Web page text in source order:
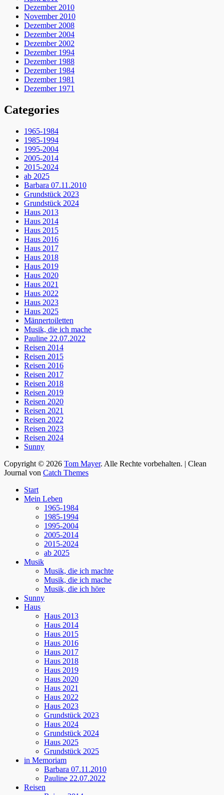
Dezember 2010
November 2010
Dezember 2008
Dezember 2004
Dezember 2002
Dezember 1994
Dezember 1988
Dezember 1984
Dezember 1981
Dezember 1971
Categories
1965-1984
1985-1994
1995-2004
2005-2014
2015-2024
ab 2025
Barbara 07.11.2010
Grundstück 2023
Grundstück 2024
Haus 2013
Haus 2014
Haus 2015
Haus 2016
Haus 2017
Haus 2018
Haus 2019
Haus 2020
Haus 2021
Haus 2022
Haus 2023
Haus 2025
Männertoiletten
Musik, die ich mache
Pauline 22.07.2022
Reisen 2014
Reisen 2015
Reisen 2016
Reisen 2017
Reisen 2018
Reisen 2019
Reisen 2020
Reisen 2021
Reisen 2022
Reisen 2023
Reisen 2024
Sunny
Copyright © 2026 Tom Mayer. Alle Rechte vorbehalten. | Clean
Journal von Catch Themes
oben
scrollen
Start
Mein Leben
1965-1984
1985-1994
1995-2004
2005-2014
2015-2024
ab 2025
Musik
Musik, die ich machte
Musik, die ich mache
Musik, die ich höre
Sunny
Haus
Haus 2013
Haus 2014
Haus 2015
Haus 2016
Haus 2017
Haus 2018
Haus 2019
Haus 2020
Haus 2021
Haus 2022
Haus 2023
Grundstück 2023
Haus 2024
Grundstück 2024
Haus 2025
Grundstück 2025
in Memoriam
Barbara 07.11.2010
Pauline 22.07.2022
Reisen